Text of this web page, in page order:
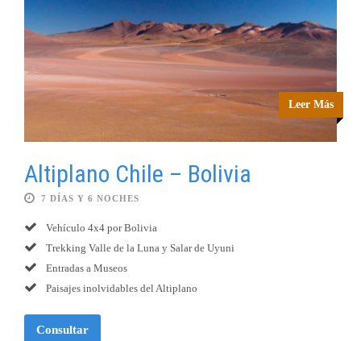
Leer Más
Altiplano Chile – Bolivia
7 DÍAS Y 6 NOCHES
Vehículo 4x4 por Bolivia
Trekking Valle de la Luna y Salar de Uyuni
Entradas a Museos
Paisajes inolvidables del Altiplano
Consultar